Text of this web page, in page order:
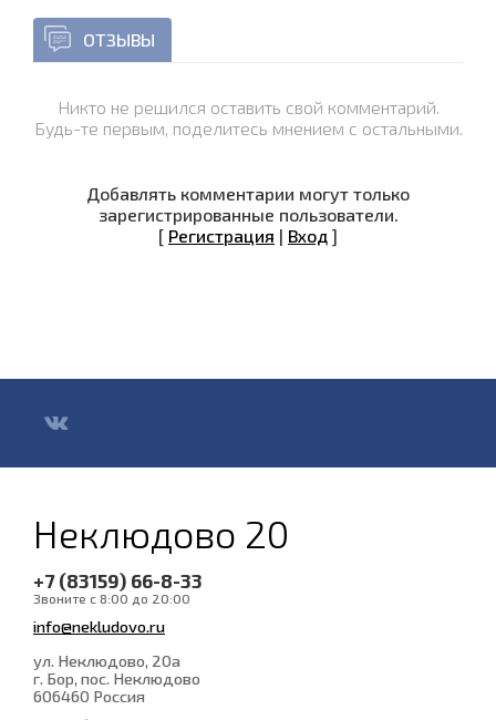
ОТЗЫВЫ
Никто не решился оставить свой комментарий.
Будь-те первым, поделитесь мнением с остальными.
Добавлять комментарии могут только
зарегистрированные пользователи.
[ Регистрация | Вход ]
Неклюдово 20
+7 (83159) 66-8-33
Звоните с 8:00 до 20:00
info@nekludovo.ru
ул. Неклюдово, 20а
г. Бор, пос. Неклюдово
606460 Россия